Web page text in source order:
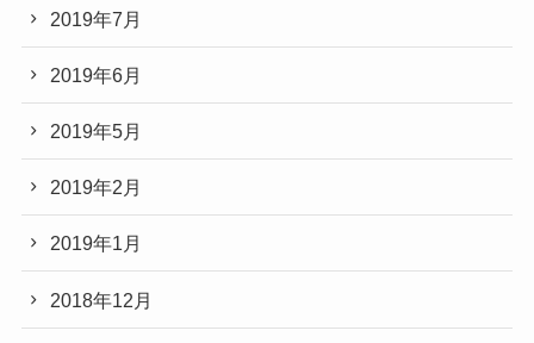
2019年7月
2019年6月
2019年5月
2019年2月
2019年1月
2018年12月